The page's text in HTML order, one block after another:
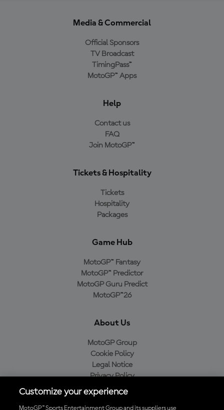
Media & Commercial
Official Sponsors
TV Broadcast
TimingPass™
MotoGP™ Apps
Help
Contact us
FAQ
Join MotoGP™
Tickets & Hospitality
Tickets
Hospitality
Packages
Game Hub
MotoGP™ Fantasy
MotoGP™ Predictor
MotoGP Guru Predict
MotoGP™26
About Us
MotoGP Group
Cookie Policy
Legal Notice
Privacy Policy
Purchase Policy
Customize your experience
MotoGP™ Sports Entertainment Group and its suppliers use